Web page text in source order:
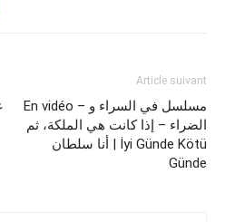
Article suivant
En vidéo – مسلسل في السراء و
الضراء – إذا كانت هي الملكة، ثم
أنا سلطان | İyi Günde Kötü
Günde